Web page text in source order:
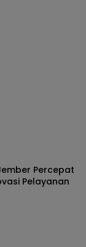
Percepat
Pelayanan